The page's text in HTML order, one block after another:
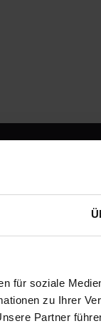
für soziale
zu Ihrer
Partner
Starte mit